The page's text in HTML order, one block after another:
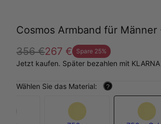
Cosmos Armband für Männer
356 €267 € Spare 25%
Jetzt kaufen. Später bezahlen mit KLARNA
Wählen Sie das Material: ?